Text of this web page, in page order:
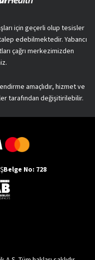
için geçerli olup tesisler
edebilmektedir. Yabancı
çağrı merkezimizden
amaçlıdır, hizmet ve
tarafından değişitirilebilir.
Belge No: 728